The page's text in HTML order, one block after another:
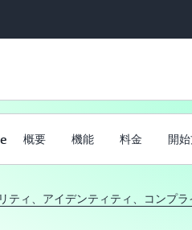
概要 機能 料金 開
ティ、アイデンティティ、コンプラ